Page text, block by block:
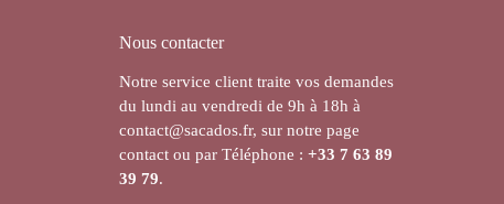
Nous contacter
Notre service client traite vos demandes
du lundi au vendredi de 9h à 18h à
contact@sacados.fr, sur notre page
contact ou par Téléphone : +33 7 63 89
39 79.